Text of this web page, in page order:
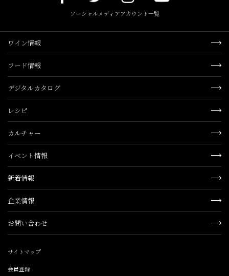
ソーシャルメディアアカウント一覧
ワイン情報
フード情報
デジタルカタログ
レシピ
カルチャー
イベント情報
新着情報
企業情報
お問い合わせ
サイトマップ
会員登録